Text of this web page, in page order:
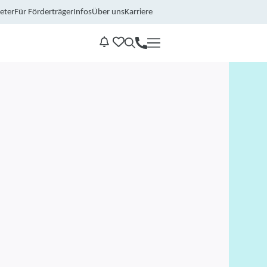
Für FörderträgerInfosÜber unsKarriere
Kontakt